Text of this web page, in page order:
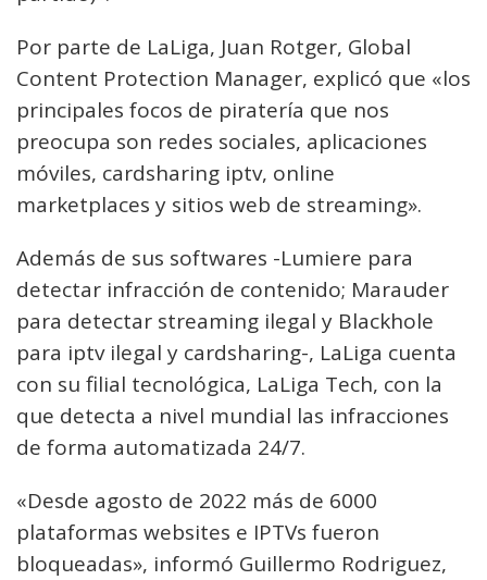
Por parte de LaLiga, Juan Rotger, Global
Content Protection Manager, explicó que «los
principales focos de piratería que nos
preocupa son redes sociales, aplicaciones
móviles, cardsharing iptv, online
marketplaces y sitios web de streaming».
Además de sus softwares -Lumiere para
detectar infracción de contenido; Marauder
para detectar streaming ilegal y Blackhole
para iptv ilegal y cardsharing-, LaLiga cuenta
con su filial tecnológica, LaLiga Tech, con la
que detecta a nivel mundial las infracciones
de forma automatizada 24/7.
«Desde agosto de 2022 más de 6000
plataformas websites e IPTVs fueron
bloqueadas», informó Guillermo Rodriguez,